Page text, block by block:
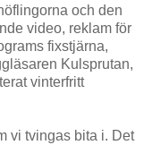
och den
video, reklam för
fixstjärna,
Kulsprutan,
vinterfritt
vi tvingas bita i. Det